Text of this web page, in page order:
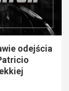
odejścia